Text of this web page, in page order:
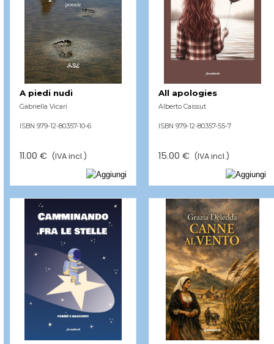
A piedi nudi
Gabriella Vicari
ISBN 979-12-80357-10-6
11.00 € (IVA incl.)
All apologies
Alberto Caissut
ISBN 979-12-80357-55-7
15.00 € (IVA incl.)